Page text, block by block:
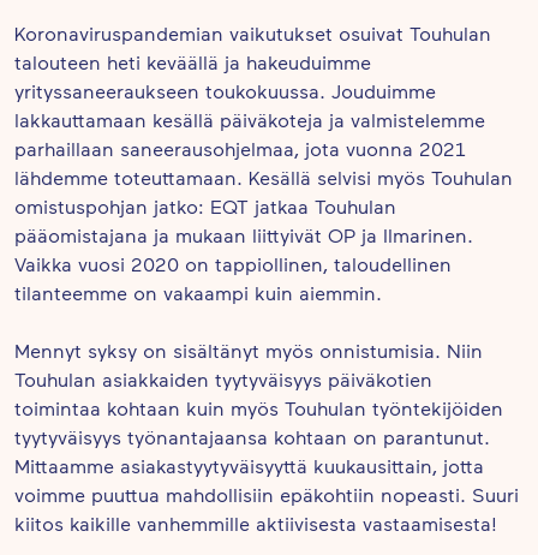
Koronaviruspandemian vaikutukset osuivat Touhulan
talouteen heti keväällä ja hakeuduimme
yrityssaneeraukseen toukokuussa. Jouduimme
lakkauttamaan kesällä päiväkoteja ja valmistelemme
parhaillaan saneerausohjelmaa, jota vuonna 2021
lähdemme toteuttamaan. Kesällä selvisi myös Touhulan
omistuspohjan jatko: EQT jatkaa Touhulan
pääomistajana ja mukaan liittyivät OP ja Ilmarinen.
Vaikka vuosi 2020 on tappiollinen, taloudellinen
tilanteemme on vakaampi kuin aiemmin.
Mennyt syksy on sisältänyt myös onnistumisia. Niin
Touhulan asiakkaiden tyytyväisyys päiväkotien
toimintaa kohtaan kuin myös Touhulan työntekijöiden
tyytyväisyys työnantajaansa kohtaan on parantunut.
Mittaamme asiakastyytyväisyyttä kuukausittain, jotta
voimme puuttua mahdollisiin epäkohtiin nopeasti. Suuri
kiitos kaikille vanhemmille aktiivisesta vastaamisesta!